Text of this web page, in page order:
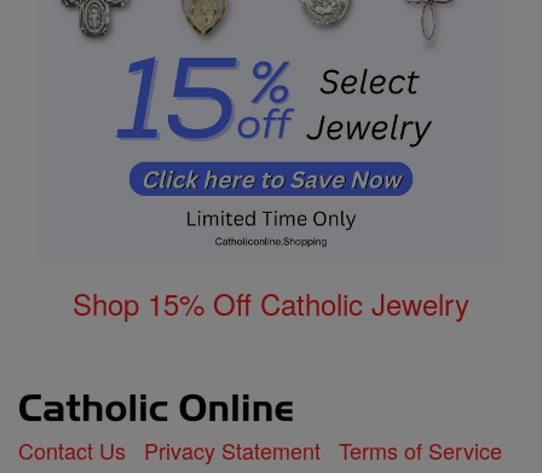
Shop 15% Off Catholic Jewelry
Contact Us Privacy Statement Terms of Service